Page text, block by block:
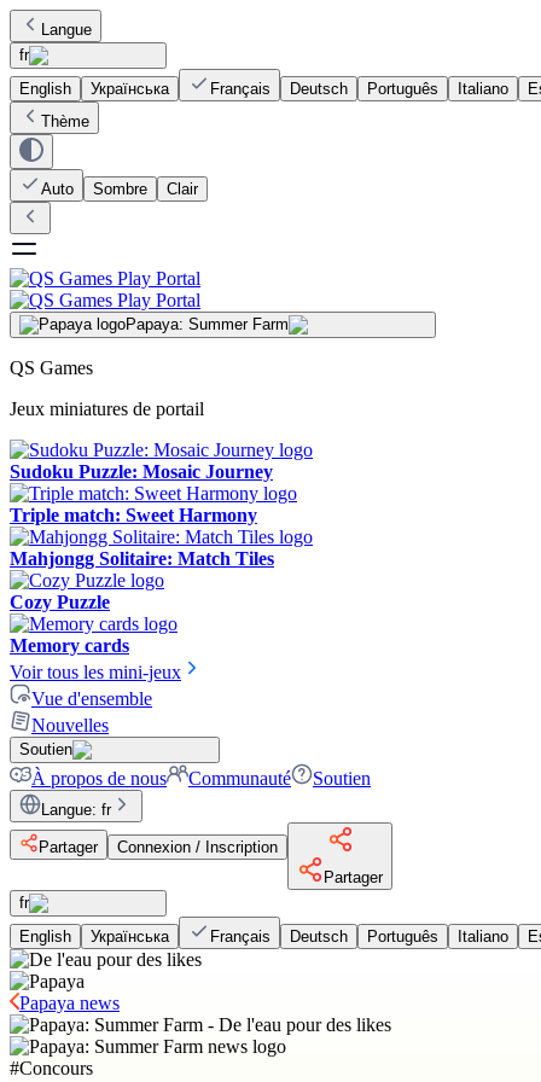
Langue
fr
English
Українська Français Deutsch Português Italiano
Thème
Auto Sombre Clair
Papaya: Summer Farm
QS Games
Jeux miniatures de portail
Sudoku Puzzle: Mosaic Journey
Triple match: Sweet Harmony
Mahjongg Solitaire: Match Tiles
Cozy Puzzle
Memory cards
Voir tous les mini-jeux
Vue d'ensemble
Nouvelles
Soutien
À propos de nous Communauté Soutien
Langue: fr
Partager
Connexion / Inscription
Partager
fr
English
Українська Français Deutsch Português Italiano
Papaya news
#Concours